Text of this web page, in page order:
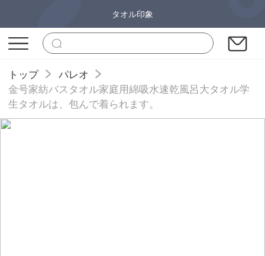
タオル印象
トップ
パレオ
金号家紡バスタオル家庭用綿吸水速乾風呂大タオル学
生タオルは、包んで着られます。